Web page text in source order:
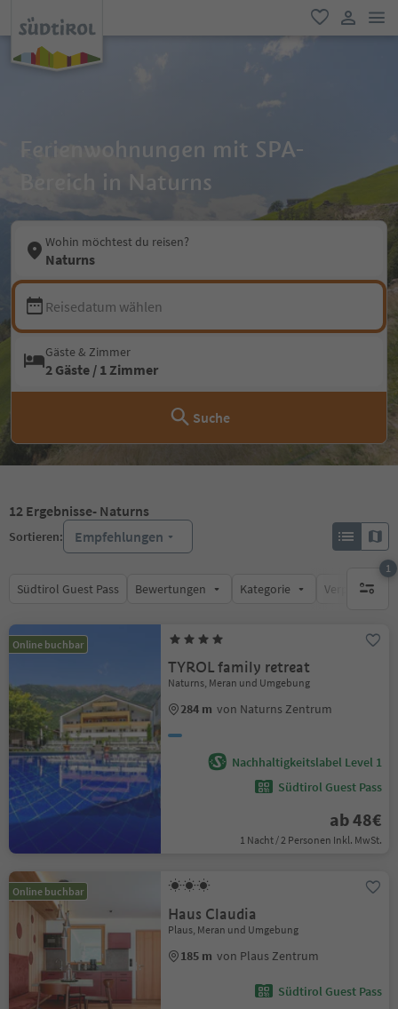
favorit
user link
Ferienwohnungen mit SPA-
Bereich in Naturns
Wohin möchtest du reisen?
Naturns
Reisedatum wählen
Gäste & Zimmer
2 Gäste / 1 Zimmer
Suche
12 Ergebnisse- Naturns
Sortieren: Empfehlungen
Südtirol Guest Pass Bewertungen Kategorie
1
1
Online buchbar
TYROL family retreat
Naturns, Meran und Umgebung
284 m von Naturns Zentrum
Nachhaltigkeitslabel Level 1
Südtirol Guest Pass
ab 48€
1 Nacht / 2 Personen Inkl. MwSt.
Online buchbar
Haus Claudia
Plaus, Meran und Umgebung
185 m von Plaus Zentrum
Südtirol Guest Pass